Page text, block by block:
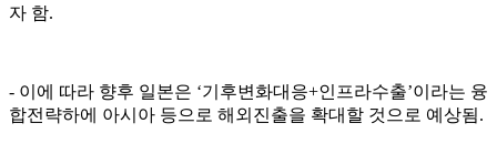
자 함.
- 이에 따라 향후 일본은 ‘기후변화대응+인프라수출’이라는 융
합전략하에 아시아 등으로 해외진출을 확대할 것으로 예상됨.